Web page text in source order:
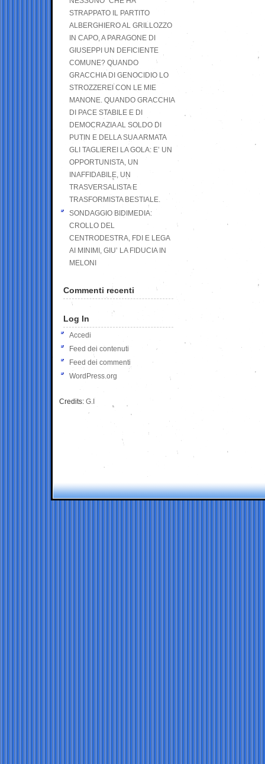
STRAPPATO IL PARTITO
ALBERGHIERO AL GRILLOZZO
IN CAPO, A PARAGONE DI
GIUSEPPI UN DEFICIENTE
COMUNE? QUANDO
GRACCHIA DI GENOCIDIO LO
STROZZEREI CON LE MIE
MANONE. QUANDO GRACCHIA
DI PACE STABILE E DI
DEMOCRAZIA AL SOLDO DI
PUTIN E DELLA SUA ARMATA
GLI TAGLIEREI LA GOLA: E’ UN
OPPORTUNISTA, UN
INAFFIDABILE, UN
TRASVERSALISTA E
TRASFORMISTA BESTIALE.
SONDAGGIO BIDIMEDIA:
CROLLO DEL
CENTRODESTRA, FDI E LEGA
AI MINIMI, GIU’ LA FIDUCIA IN
MELONI
Commenti recenti
Log In
Accedi
Feed dei contenuti
Feed dei commenti
WordPress.org
Credits: G.I